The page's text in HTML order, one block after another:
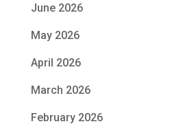
June 2026
May 2026
April 2026
March 2026
February 2026